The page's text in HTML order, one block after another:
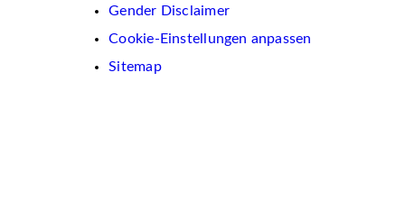
Gender Disclaimer
Cookie-Einstellungen anpassen
Sitemap